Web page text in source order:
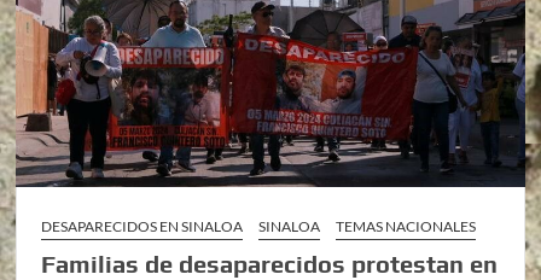
DESAPARECIDOS EN SINALOA SINALOA TEMAS NACIONALES
Familias de desaparecidos protestan en